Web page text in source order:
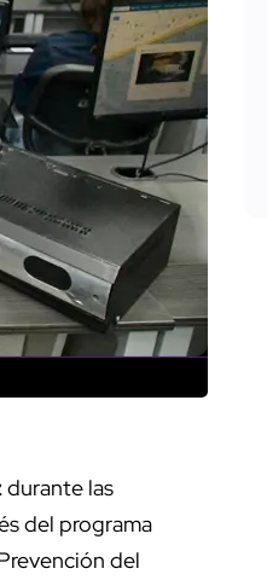
durante las
del programa
del